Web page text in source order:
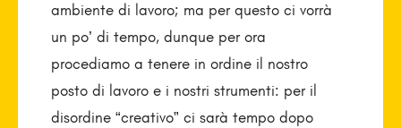
ambiente di lavoro; ma per questo ci vorrà
un po’ di tempo, dunque per ora
procediamo a tenere in ordine il nostro
posto di lavoro e i nostri strumenti: per il
disordine “creativo” ci sarà tempo dopo